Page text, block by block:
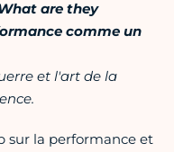
are they
comme un
et l'art de la
sur la performance et